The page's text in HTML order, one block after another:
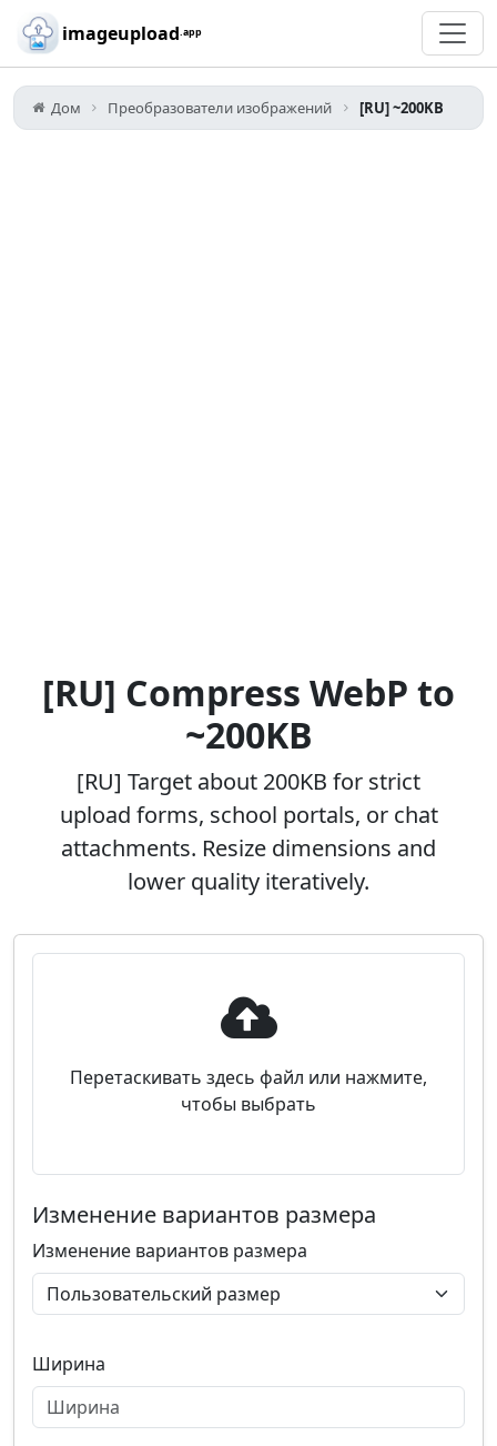
Skip to main content
imageupload.app
Дом Преобразователи изображений [RU] ~200KB
[RU] Compress WebP to
~200KB
[RU] Target about 200KB for strict
upload forms, school portals, or chat
attachments. Resize dimensions and
lower quality iteratively.
Перетаскивать здесь файл или нажмите,
чтобы выбрать
Изменение вариантов размера
Изменение вариантов размера
Ширина